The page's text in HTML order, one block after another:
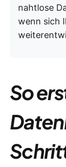
nahtlose
wenn sich
So